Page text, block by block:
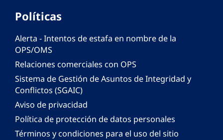
Políticas
Alerta - Intentos de estafa en nombre de la
OPS/OMS
Relaciones comerciales con OPS
Sistema de Gestión de Asuntos de Integridad y
Conflictos (SGAIC)
Aviso de privacidad
Política de protección de datos personales
Términos y condiciones para el uso del sitio